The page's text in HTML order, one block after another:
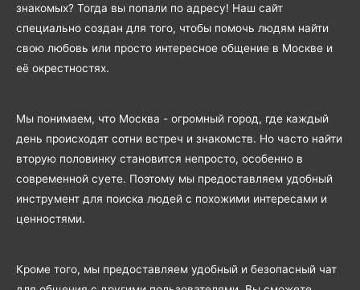
знакомых? Тогда вы попали по адресу! Наш сайт
специально создан для того, чтобы помочь людям найти
свою любовь или просто интересное общение в Москве и
её окрестностях.
Мы понимаем, что Москва - огромный город, где каждый
день происходят сотни встреч и знакомств. Но часто найти
вторую половинку становится непросто, особенно в
современной суете. Поэтому мы предоставляем удобный
инструмент для поиска людей с похожими интересами и
ценностями.
Кроме того, мы предоставляем удобный и безопасный чат